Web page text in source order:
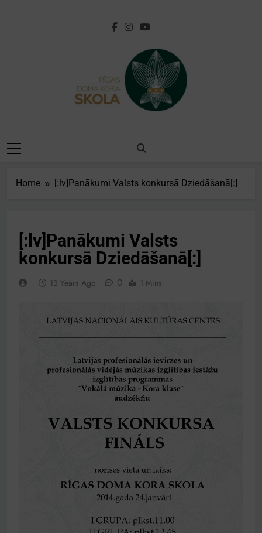
Kora
Skola[:en]Riga
Home [:lv]Panākumi Valsts konkursā Dziedāšanā[:]
[:lv]Panākumi Valsts
konkursā Dziedāšanā[:]
13 Years Ago 0 1 Mins